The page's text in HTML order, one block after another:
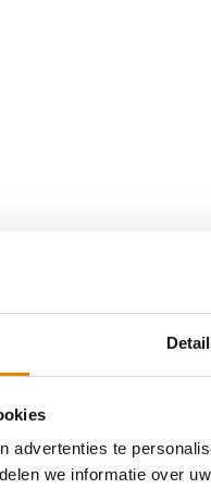
advertenties te
we informatie over